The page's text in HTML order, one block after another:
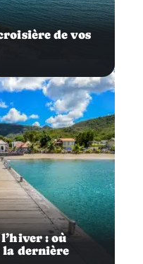
de vos
: où
la dernière